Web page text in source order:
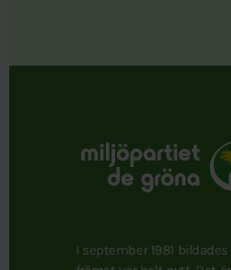
I september 1981